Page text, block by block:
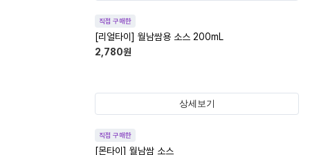
직접 구매한
[리얼타이] 월남쌈용 소스 200mL
2,780원
상세보기
직접 구매한
[몬타이] 월남쌈 소스